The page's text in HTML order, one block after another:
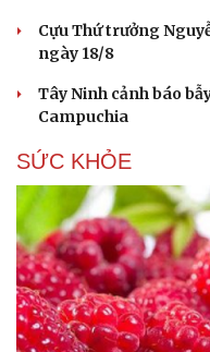
Cựu Thứ trưởng
ngày 18/8
Tây Ninh cảnh báo
Campuchia
SỨC KHỎE